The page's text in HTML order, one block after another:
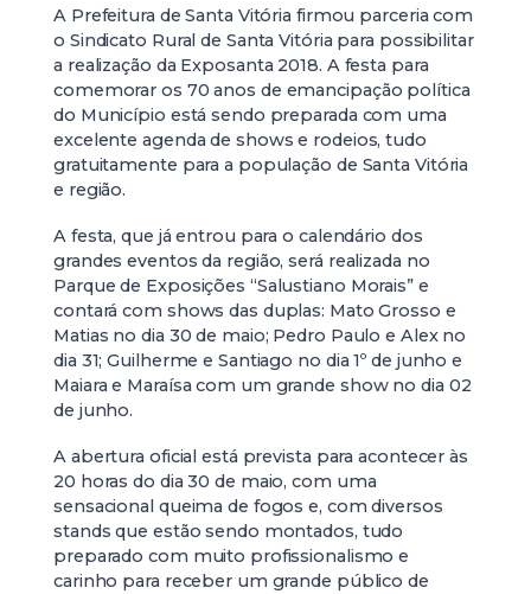
A Prefeitura de Santa Vitória firmou parceria com
o Sindicato Rural de Santa Vitória para possibilitar
a realização da Exposanta 2018. A festa para
comemorar os 70 anos de emancipação política
do Município está sendo preparada com uma
excelente agenda de shows e rodeios, tudo
gratuitamente para a população de Santa Vitória
e região.
A festa, que já entrou para o calendário dos
grandes eventos da região, será realizada no
Parque de Exposições “Salustiano Morais” e
contará com shows das duplas: Mato Grosso e
Matias no dia 30 de maio; Pedro Paulo e Alex no
dia 31; Guilherme e Santiago no dia 1º de junho e
Maiara e Maraísa com um grande show no dia 02
de junho.
A abertura oficial está prevista para acontecer às
20 horas do dia 30 de maio, com uma
sensacional queima de fogos e, com diversos
stands que estão sendo montados, tudo
preparado com muito profissionalismo e
carinho para receber um grande público de